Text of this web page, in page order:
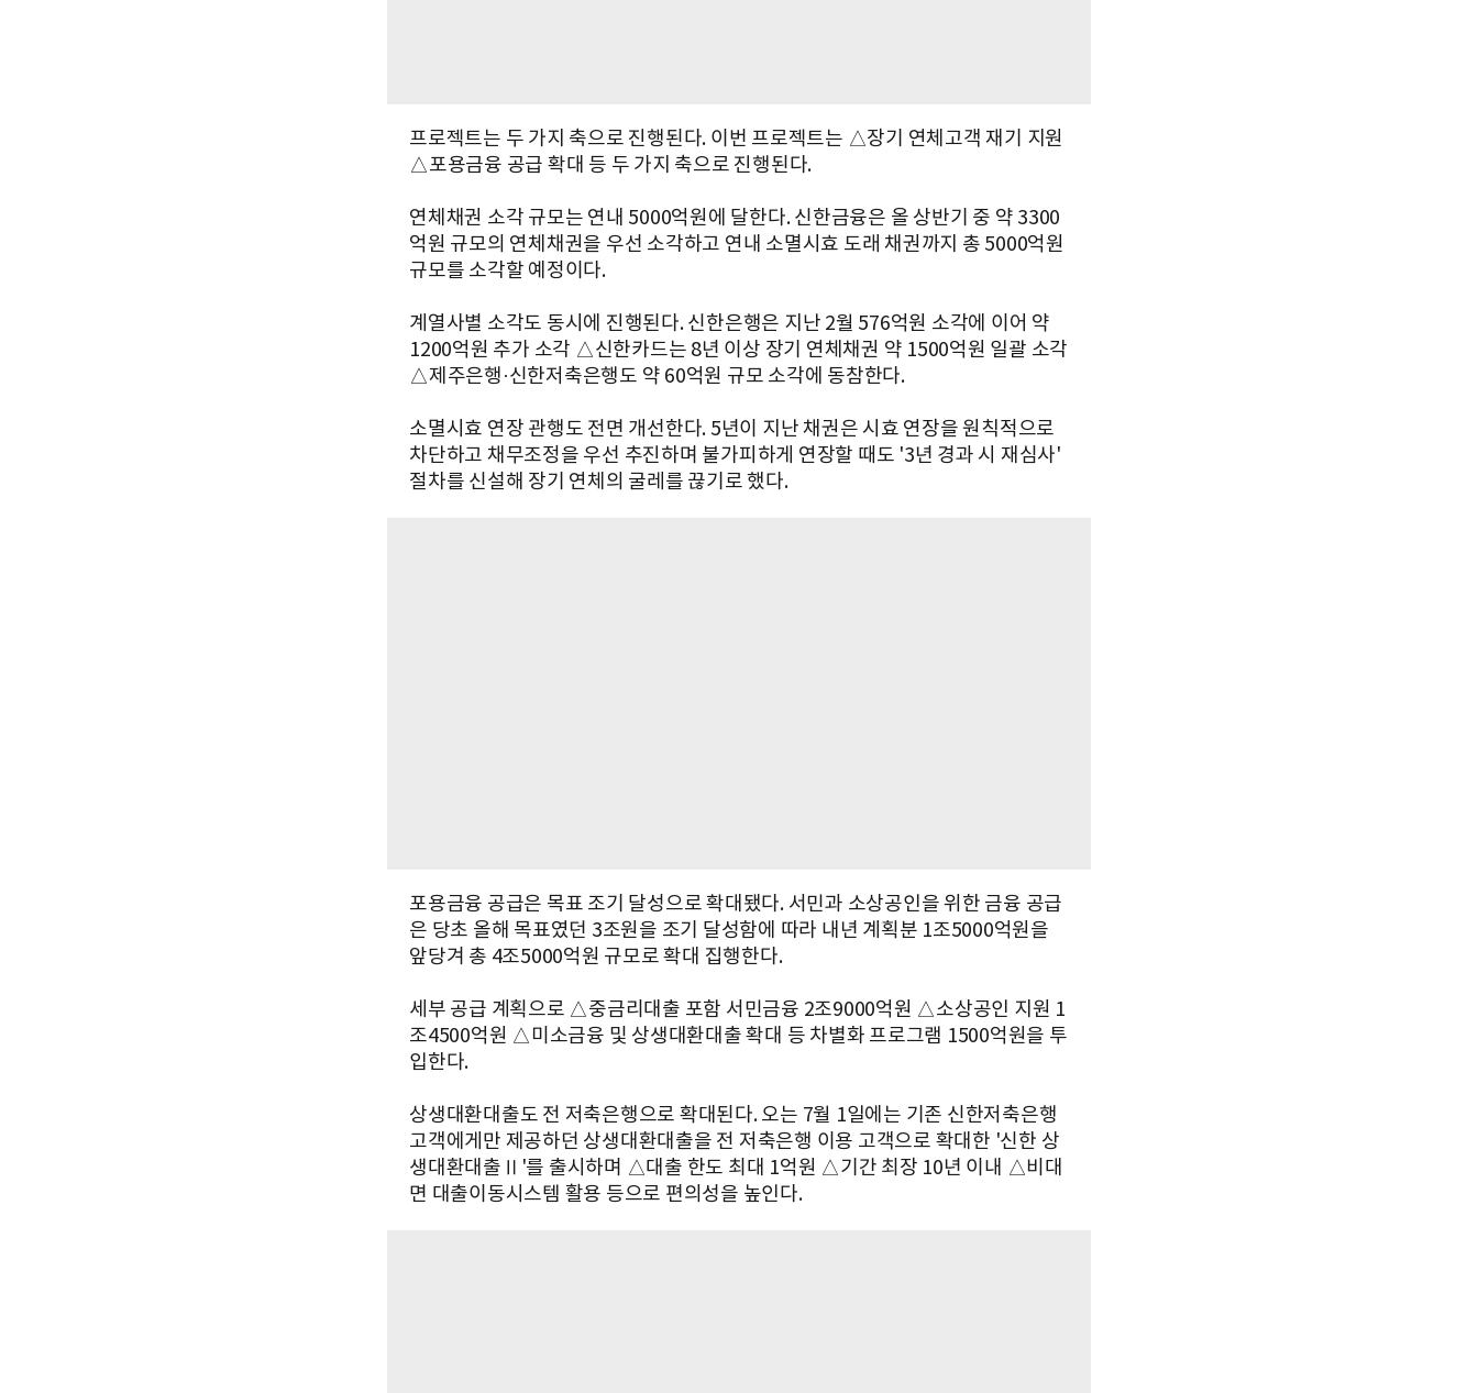
프로젝트는 두 가지 축으로 진행된다. 이번 프로젝트는 △장기 연체고객 재기 지원
△포용금융 공급 확대 등 두 가지 축으로 진행된다.
연체채권 소각 규모는 연내 5000억원에 달한다. 신한금융은 올 상반기 중 약 3300
억원 규모의 연체채권을 우선 소각하고 연내 소멸시효 도래 채권까지 총 5000억원
규모를 소각할 예정이다.
계열사별 소각도 동시에 진행된다. 신한은행은 지난 2월 576억원 소각에 이어 약
1200억원 추가 소각 △신한카드는 8년 이상 장기 연체채권 약 1500억원 일괄 소각
△제주은행·신한저축은행도 약 60억원 규모 소각에 동참한다.
소멸시효 연장 관행도 전면 개선한다. 5년이 지난 채권은 시효 연장을 원칙적으로
차단하고 채무조정을 우선 추진하며 불가피하게 연장할 때도 '3년 경과 시 재심사'
절차를 신설해 장기 연체의 굴레를 끊기로 했다.
포용금융 공급은 목표 조기 달성으로 확대됐다. 서민과 소상공인을 위한 금융 공급
은 당초 올해 목표였던 3조원을 조기 달성함에 따라 내년 계획분 1조5000억원을
앞당겨 총 4조5000억원 규모로 확대 집행한다.
세부 공급 계획으로 △중금리대출 포함 서민금융 2조9000억원 △소상공인 지원 1
조4500억원 △미소금융 및 상생대환대출 확대 등 차별화 프로그램 1500억원을 투
입한다.
상생대환대출도 전 저축은행으로 확대된다. 오는 7월 1일에는 기존 신한저축은행
고객에게만 제공하던 상생대환대출을 전 저축은행 이용 고객으로 확대한 '신한 상
생대환대출Ⅱ'를 출시하며 △대출 한도 최대 1억원 △기간 최장 10년 이내 △비대
면 대출이동시스템 활용 등으로 편의성을 높인다.